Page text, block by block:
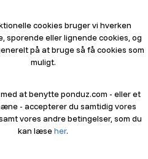
af en stabil, central
det så nemt og billigt som muligt
cookies bruger vi hverken
sporende eller lignende cookies, og
på at bruge så få cookies som
muligt.
at benytte ponduz.com - eller et
- accepterer du samtidig vores
vores andre betingelser, som du
kan læseher.